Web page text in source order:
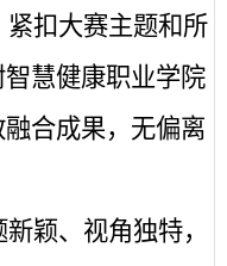
紧扣大赛主题和所
慧健康职业学院
合成果，无偏离
新颖、视角独特，